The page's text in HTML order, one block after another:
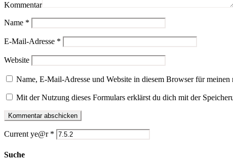
Kommentar
Name *
E-Mail-Adresse *
Website
Name, E-Mail-Adresse und Website in diesem Browser für meinen
Mit der Nutzung dieses Formulars erklärst du dich mit der
Current ye@r *
Suche